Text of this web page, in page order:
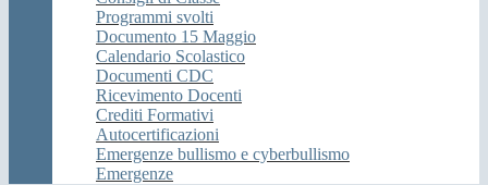
Programmi svolti
Documento 15 Maggio
Calendario Scolastico
Documenti CDC
Ricevimento Docenti
Crediti Formativi
Autocertificazioni
Emergenze bullismo e cyberbullismo
Emergenze